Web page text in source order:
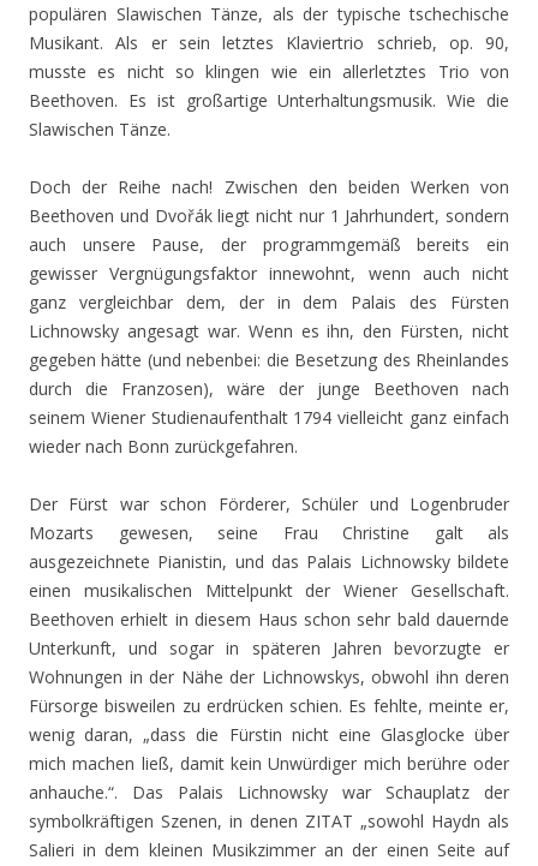
populären Slawischen Tänze, als der typische tschechische
Musikant. Als er sein letztes Klaviertrio schrieb, op. 90,
musste es nicht so klingen wie ein allerletztes Trio von
Beethoven. Es ist großartige Unterhaltungsmusik. Wie die
Slawischen Tänze.
Doch der Reihe nach! Zwischen den beiden Werken von
Beethoven und Dvořák liegt nicht nur 1 Jahrhundert, sondern
auch unsere Pause, der programmgemäß bereits ein
gewisser Vergnügungsfaktor innewohnt, wenn auch nicht
ganz vergleichbar dem, der in dem Palais des Fürsten
Lichnowsky angesagt war. Wenn es ihn, den Fürsten, nicht
gegeben hätte (und nebenbei: die Besetzung des Rheinlandes
durch die Franzosen), wäre der junge Beethoven nach
seinem Wiener Studienaufenthalt 1794 vielleicht ganz einfach
wieder nach Bonn zurückgefahren.
Der Fürst war schon Förderer, Schüler und Logenbruder
Mozarts gewesen, seine Frau Christine galt als
ausgezeichnete Pianistin, und das Palais Lichnowsky bildete
einen musikalischen Mittelpunkt der Wiener Gesellschaft.
Beethoven erhielt in diesem Haus schon sehr bald dauernde
Unterkunft, und sogar in späteren Jahren bevorzugte er
Wohnungen in der Nähe der Lichnowskys, obwohl ihn deren
Fürsorge bisweilen zu erdrücken schien. Es fehlte, meinte er,
wenig daran, „dass die Fürstin nicht eine Glasglocke über
mich machen ließ, damit kein Unwürdiger mich berühre oder
anhauche.“. Das Palais Lichnowsky war Schauplatz der
symbolkräftigen Szenen, in denen ZITAT „sowohl Haydn als
Salieri in dem kleinen Musikzimmer an der einen Seite auf